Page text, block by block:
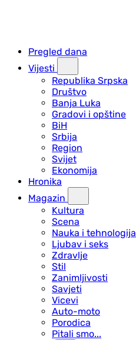
Pregled dana
Vijesti
Republika Srpska
Društvo
Banja Luka
Gradovi i opštine
BiH
Srbija
Region
Svijet
Ekonomija
Hronika
Magazin
Kultura
Scena
Nauka i tehnologija
Ljubav i seks
Zdravlje
Stil
Zanimljivosti
Savjeti
Vicevi
Auto-moto
Porodica
Pitali smo...